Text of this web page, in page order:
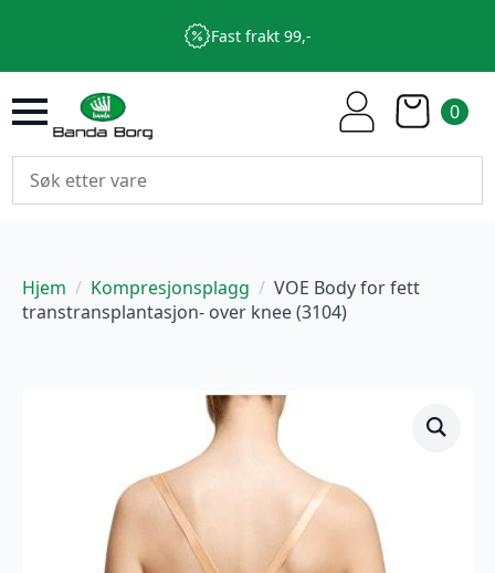
Fast frakt 99,-
0
Hjem Kompresjonsplagg
VOE Body for fett
transtransplantasjon- over knee (3104)